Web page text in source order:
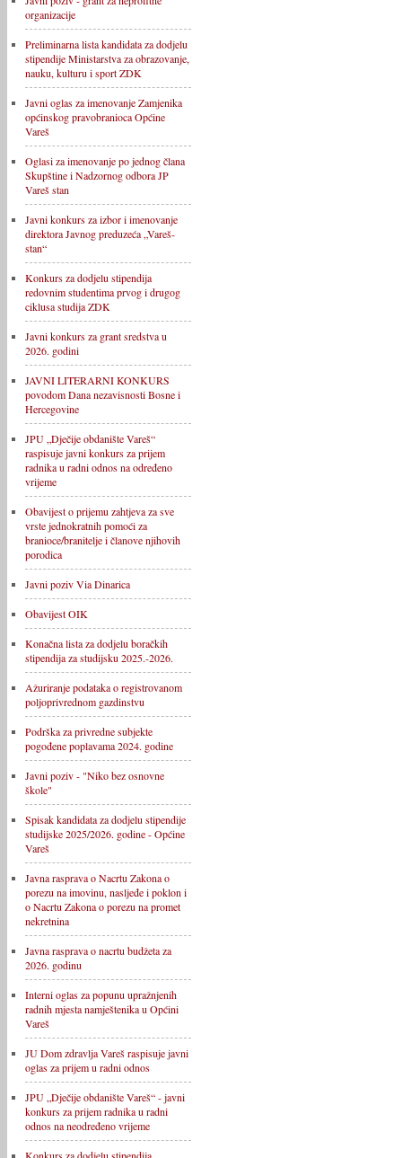
organizacije
Preliminarna lista kandidata za dodjelu
stipendije Ministarstva za obrazovanje,
nauku, kulturu i sport ZDK
Javni oglas za imenovanje Zamjenika
općinskog pravobranioca Općine
Vareš
Oglasi za imenovanje po jednog člana
Skupštine i Nadzornog odbora JP
Vareš stan
Javni konkurs za izbor i imenovanje
direktora Javnog preduzeća „Vareš-
stan“
Konkurs za dodjelu stipendija
redovnim studentima prvog i drugog
ciklusa studija ZDK
Javni konkurs za grant sredstva u
2026. godini
JAVNI LITERARNI KONKURS
povodom Dana nezavisnosti Bosne i
Hercegovine
JPU „Dječije obdanište Vareš“
raspisuje javni konkurs za prijem
radnika u radni odnos na određeno
vrijeme
Obavijest o prijemu zahtjeva za sve
vrste jednokratnih pomoći za
branioce/branitelje i članove njihovih
porodica
Javni poziv Via Dinarica
Obavijest OIK
Konačna lista za dodjelu boračkih
stipendija za studijsku 2025.-2026.
Ažuriranje podataka o registrovanom
poljoprivrednom gazdinstvu
Podrška za privredne subjekte
pogođene poplavama 2024. godine
Javni poziv - "Niko bez osnovne
škole"
Spisak kandidata za dodjelu stipendije
studijske 2025/2026. godine - Općine
Vareš
Javna rasprava o Nacrtu Zakona o
porezu na imovinu, nasljeđe i poklon i
o Nacrtu Zakona o porezu na promet
nekretnina
Javna rasprava o nacrtu budžeta za
2026. godinu
Interni oglas za popunu upražnjenih
radnih mjesta namještenika u Općini
Vareš
JU Dom zdravlja Vareš raspisuje javni
oglas za prijem u radni odnos
JPU „Dječije obdanište Vareš“ - javni
konkurs za prijem radnika u radni
odnos na neodređeno vrijeme